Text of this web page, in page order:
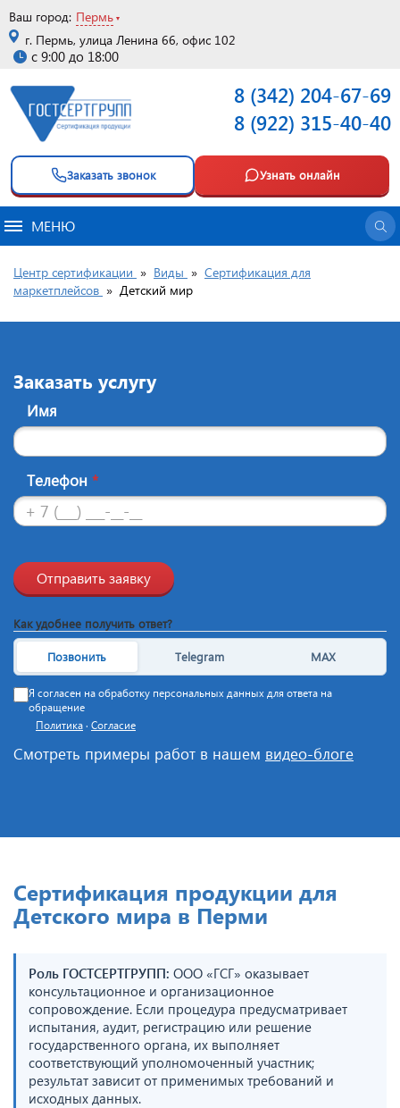
Ваш город: Пермь
г. Пермь, улица Ленина 66, офис 102
с 9:00 до 18:00
8 (342) 204-67-69
8 (922) 315-40-40
Заказать звонок Узнать онлайн
МЕНЮ
Центр сертификации » Виды » Сертификация для
маркетплейсов » Детский мир
Заказать услугу
Имя
Телефон *
Отправить заявку
Как удобнее получить ответ?
Позвонить Telegram MAX
Я согласен на обработку персональных данных для ответа на
обращение
Политика · Согласие
Смотреть примеры работ в нашем видео-блоге
Сертификация продукции для
Детского мира в Перми
Роль ГОСТСЕРТГРУПП: ООО «ГСГ» оказывает
консультационное и организационное
сопровождение. Если процедура предусматривает
испытания, аудит, регистрацию или решение
государственного органа, их выполняет
соответствующий уполномоченный участник;
результат зависит от применимых требований и
исходных данных.